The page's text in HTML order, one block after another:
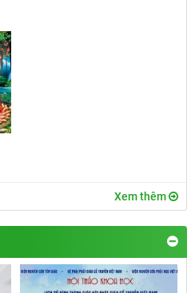
Xem thêm